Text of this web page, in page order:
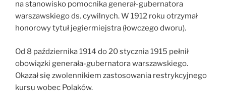
na stanowisko pomocnika generał-gubernatora
warszawskiego ds. cywilnych. W 1912 roku otrzymał
honorowy tytuł jegiermiejstra (łowczego dworu).
Od 8 października 1914 do 20 stycznia 1915 pełnił
obowiązki generała-gubernatora warszawskiego.
Okazał się zwolennikiem zastosowania restrykcyjnego
kursu wobec Polaków.